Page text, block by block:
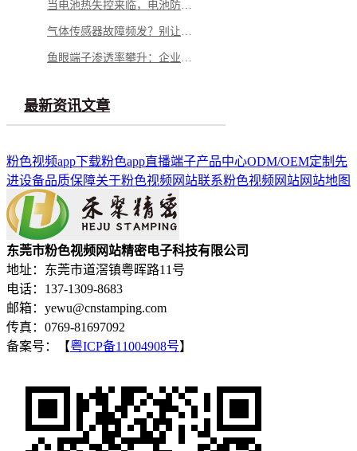
最新资讯文章
粉色视频app下载粉色app直播端子产品中心ODM/OEM定制 先
进设备品质保障关于粉色视频网站联系粉色视频网站网站地图
东莞市粉色视频网站精密电子科技有限公司
地址：东莞市道滘镇粤晖路11号
电话：137-1309-8683
邮箱：yewu@cnstamping.com
传真：0769-81697092
备案号：【粤ICP备11004908号】